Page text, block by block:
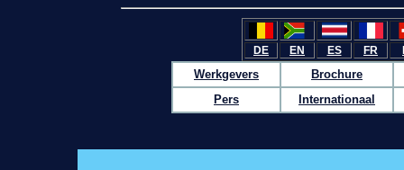
DE EN ES FR
Werkgevers
Brochure
Pers
Internationaal